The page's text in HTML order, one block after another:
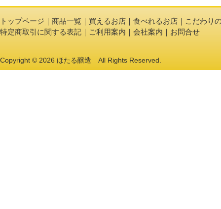
トップページ ｜ 商品一覧 ｜ 買えるお店 ｜ 食べれるお店 ｜ こだわり
特定商取引に関する表記 ｜ ご利用案内 ｜ 会社案内 ｜ お問合せ
Copyright © 2026 ほたる醸造 All Rights Reserved.